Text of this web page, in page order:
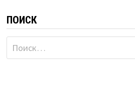
ПОИСК
Найти: